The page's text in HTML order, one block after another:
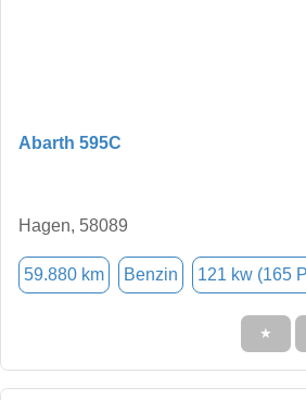
Abarth 595C
Hagen, 58089
59.880 km Benzin 121 kw (165
★